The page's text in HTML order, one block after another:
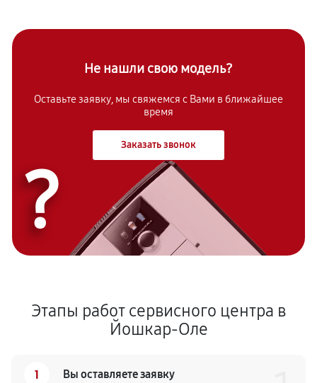
Не нашли свою модель?
Оставьте заявку, мы свяжемся с Вами в ближайшее
время
Заказать звонок
?
Этапы работ сервисного центра в
Йошкар-Оле
1 Вы оставляете заявку